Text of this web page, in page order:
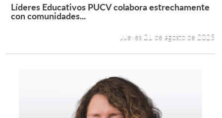
Leer más +
Líderes Educativos PUCV colabora estrechamente
con comunidades...
Jueves 21 de agosto de 2025